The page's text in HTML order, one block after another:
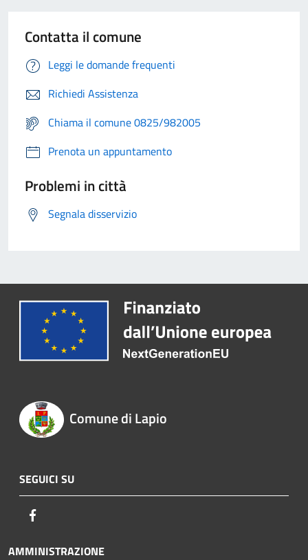
Contatta il comune
Leggi le domande frequenti
Richiedi Assistenza
Chiama il comune 0825/982005
Prenota un appuntamento
Problemi in città
Segnala disservizio
Comune di Lapio
SEGUICI SU
AMMINISTRAZIONE